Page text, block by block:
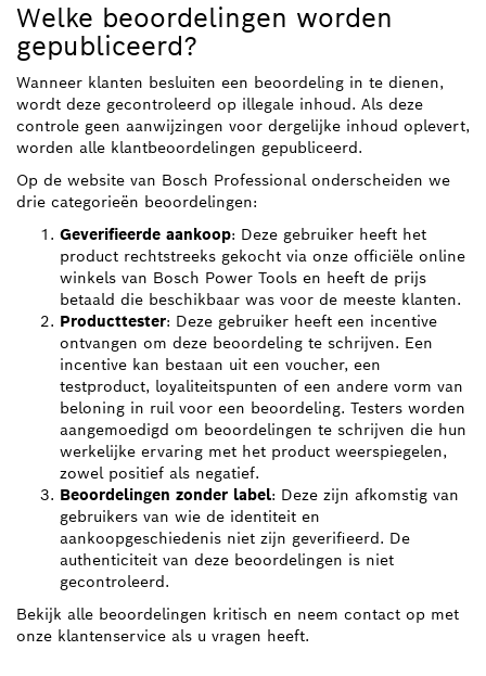
Welke beoordelingen worden
gepubliceerd?
Wanneer klanten besluiten een beoordeling in te dienen,
wordt deze gecontroleerd op illegale inhoud. Als deze
controle geen aanwijzingen voor dergelijke inhoud oplevert,
worden alle klantbeoordelingen gepubliceerd.
Op de website van Bosch Professional onderscheiden we
drie categorieën beoordelingen:
Geverifieerde aankoop: Deze gebruiker heeft het
product rechtstreeks gekocht via onze officiële online
winkels van Bosch Power Tools en heeft de prijs
betaald die beschikbaar was voor de meeste klanten.
Producttester: Deze gebruiker heeft een incentive
ontvangen om deze beoordeling te schrijven. Een
incentive kan bestaan uit een voucher, een
testproduct, loyaliteitspunten of een andere vorm van
beloning in ruil voor een beoordeling. Testers worden
aangemoedigd om beoordelingen te schrijven die hun
werkelijke ervaring met het product weerspiegelen,
zowel positief als negatief.
Beoordelingen zonder label: Deze zijn afkomstig van
gebruikers van wie de identiteit en
aankoopgeschiedenis niet zijn geverifieerd. De
authenticiteit van deze beoordelingen is niet
gecontroleerd.
Bekijk alle beoordelingen kritisch en neem contact op met
onze klantenservice als u vragen heeft.